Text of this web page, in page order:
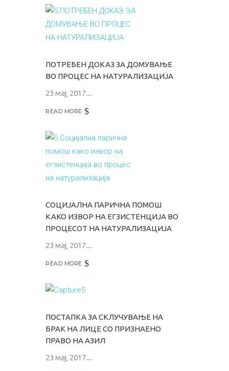
ПОТРЕБЕН ДОКАЗ ЗА ДОМУВАЊЕ
ВО ПРОЦЕС НА НАТУРАЛИЗАЦИЈА
23 мај, 2017
READ MORE
СОЦИЈАЛНА ПАРИЧНА ПОМОШ
КАКО ИЗВОР НА ЕГЗИСТЕНЦИЈА ВО
ПРОЦЕСОТ НА НАТУРАЛИЗАЦИЈА
23 мај, 2017
READ MORE
ПОСТАПКА ЗА СКЛУЧУВАЊЕ НА
БРАК НА ЛИЦЕ СО ПРИЗНАЕНО
ПРАВО НА АЗИЛ
23 мај, 2017